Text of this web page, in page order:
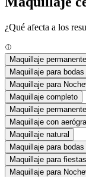
¿Qué afecta a los
Maquillaje permanente
Maquillaje para bodas
Maquillaje para
Maquillaje completo
Maquillaje permanente
Maquillaje con
Maquillaje natural
Maquillaje para bodas
Maquillaje para fiestas
Maquillaje para